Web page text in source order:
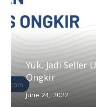
Yuk, Jadi Seller
Ongkir
June 24, 2022